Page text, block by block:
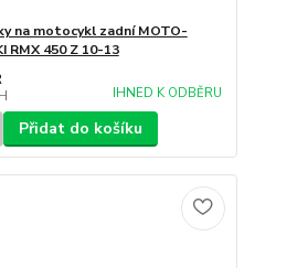
na motocykl zadní MOTO-
RMX 450 Z 10-13
IHNED K ODBĚRU
Přidat do košíku